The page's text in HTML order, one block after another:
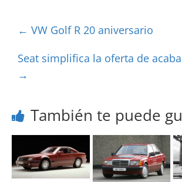
← VW Golf R 20 aniversario
Seat simplifica la oferta de
→
También te puede